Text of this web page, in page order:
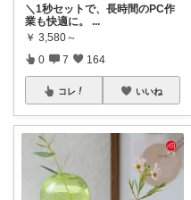
＼1秒セットで、長時間のPC作
業も快適に。
...
￥ 3,580～
0 7 164
コレ いいね